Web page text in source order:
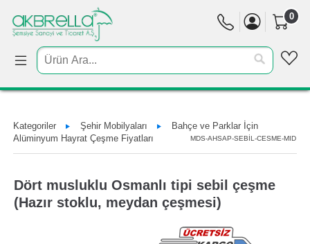
0
Kategoriler Şehir Mobilyaları
Bahçe ve Parklar İçin
Alüminyum Hayrat Çeşme Fiyatları
MDS-AHSAP-SEBİL-CESME-MID
Dört musluklu Osmanlı tipi sebil çeşme
(Hazır stoklu, meydan çeşmesi)